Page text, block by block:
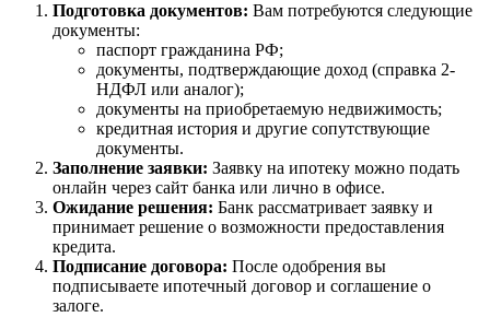
Подготовка документов: Вам потребуются следующие
документы:
паспорт гражданина РФ;
документы, подтверждающие доход (справка 2-
НДФЛ или аналог);
документы на приобретаемую недвижимость;
кредитная история и другие сопутствующие
документы.
Заполнение заявки: Заявку на ипотеку можно подать
онлайн через сайт банка или лично в офисе.
Ожидание решения: Банк рассматривает заявку и
принимает решение о возможности предоставления
кредита.
Подписание договора: После одобрения вы
подписываете ипотечный договор и соглашение о
залоге.